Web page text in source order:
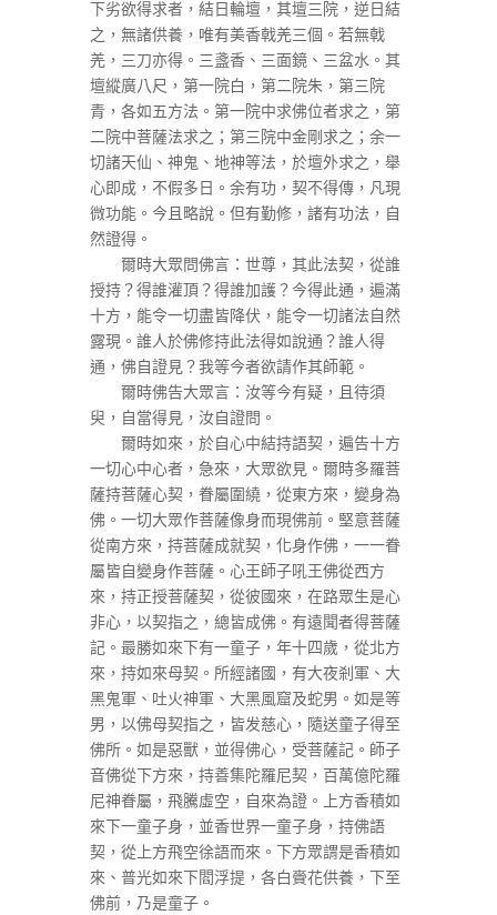
下劣欲得求者，結日輪壇，其壇三院，逆日結
之，無諸供養，唯有美香戟羌三個。若無戟
羌，三刀亦得。三盞香、三面鏡、三盆水。其
壇縱廣八尺，第一院白，第二院朱，第三院
青，各如五方法。第一院中求佛位者求之，第
二院中菩薩法求之；第三院中金剛求之；余一
切諸天仙、神鬼、地神等法，於壇外求之，舉
心即成，不假多日。余有功，契不得傳，凡現
微功能。今且略說。但有勤修，諸有功法，自
然證得。
爾時大眾問佛言：世尊，其此法契，從誰
授持？得誰灌頂？得誰加護？今得此通，遍滿
十方，能令一切盡皆降伏，能令一切諸法自然
露現。誰人於佛修持此法得如說通？誰人得
通，佛自證見？我等今者欲請作其師範。
爾時佛告大眾言：汝等今有疑，且待須
臾，自當得見，汝自證問。
爾時如來，於自心中結持語契，遍告十方
一切心中心者，急來，大眾欲見。爾時多羅菩
薩持菩薩心契，眷屬圍繞，從東方來，變身為
佛。一切大眾作菩薩像身而現佛前。堅意菩薩
從南方來，持菩薩成就契，化身作佛，一一眷
屬皆自變身作菩薩。心王師子吼王佛從西方
來，持正授菩薩契，從彼國來，在路眾生是心
非心，以契指之，總皆成佛。有遠聞者得菩薩
記。最勝如來下有一童子，年十四歲，從北方
來，持如來母契。所經諸國，有大夜剎軍、大
黑鬼軍、吐火神軍、大黑風窟及蛇男。如是等
男，以佛母契指之，皆发慈心，隨送童子得至
佛所。如是惡獸，並得佛心，受菩薩記。師子
音佛從下方來，持善集陀羅尼契，百萬億陀羅
尼神眷屬，飛騰虛空，自來為證。上方香積如
來下一童子身，並香世界一童子身，持佛語
契，從上方飛空徐語而來。下方眾謂是香積如
來、普光如來下閻浮提，各白賫花供養，下至
佛前，乃是童子。